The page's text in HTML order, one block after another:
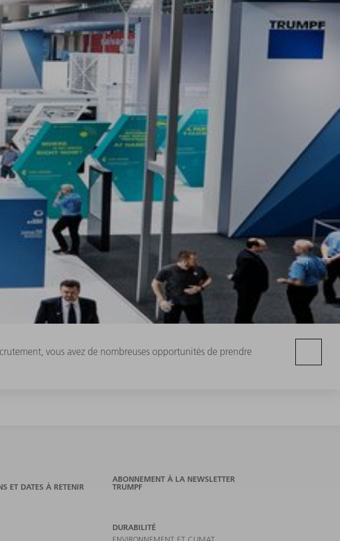
vous avez de nombreuses opportunités de prendre
ET DATES À RETENIR
ABONNEMENT À LA NEWSLETTER
TRUMPF
DURABILITÉ